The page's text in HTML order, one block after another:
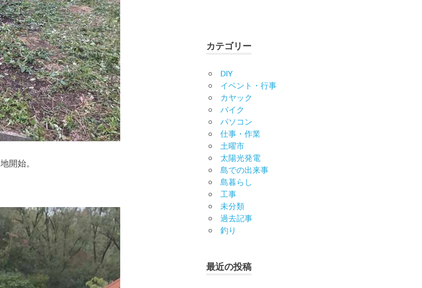
開始。
カテゴリー
DIY
イベント・行事
カヤック
バイク
パソコン
仕事・作業
土曜市
太陽光発電
島での出来事
島暮らし
工事
未分類
過去記事
釣り
最近の投稿